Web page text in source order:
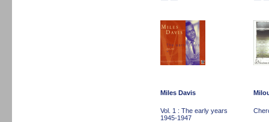
Miles Davis
Vol. 1 : The early years
1945-1947